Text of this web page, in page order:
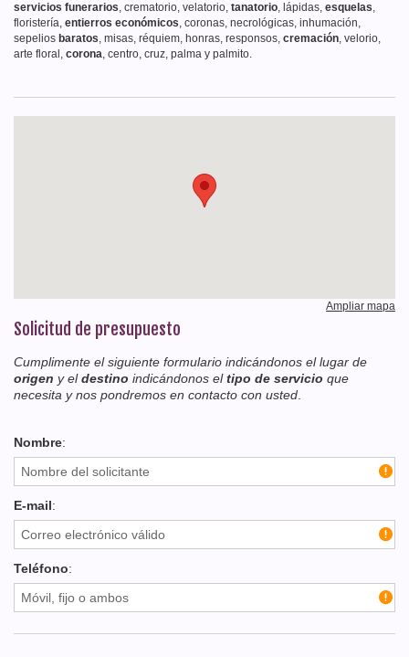
servicios funerarios, crematorio, velatorio, tanatorio, lápidas, esquelas,
floristería, entierros económicos, coronas, necrológicas, inhumación,
sepelios baratos, misas, réquiem, honras, responsos, cremación, velorio,
arte floral, corona, centro, cruz, palma y palmito.
Ampliar mapa
Solicitud de presupuesto
Cumplimente el siguiente formulario indicándonos el lugar de
origen y eldestino indicándonos eltipo de servicio que
necesita y nos pondremos en contacto con usted.
Nombre:
E-mail:
Teléfono: